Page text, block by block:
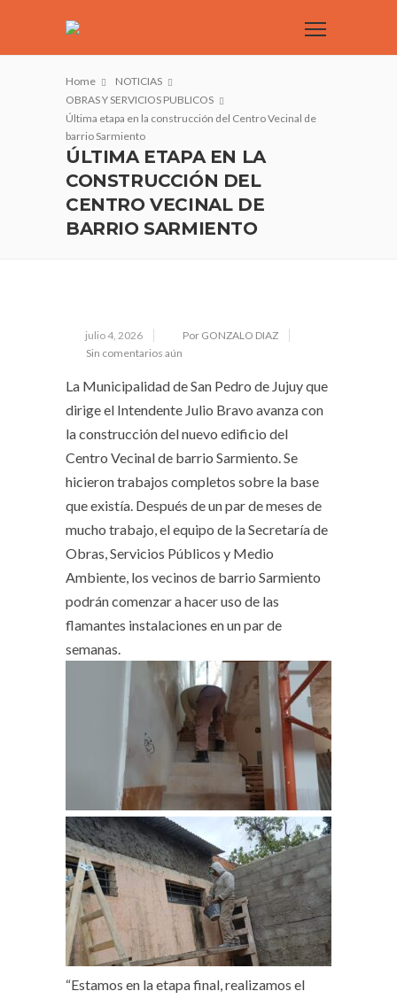
Home
NOTICIAS
OBRAS Y SERVICIOS PUBLICOS
Última etapa en la construcción del Centro Vecinal de
barrio Sarmiento
ÚLTIMA ETAPA EN LA
CONSTRUCCIÓN DEL
CENTRO VECINAL DE
BARRIO SARMIENTO
julio 4, 2026
Por GONZALO DIAZ
Sin comentarios aún
La Municipalidad de San Pedro de Jujuy que
dirige el Intendente Julio Bravo avanza con
la construcción del nuevo edificio del
Centro Vecinal de barrio Sarmiento. Se
hicieron trabajos completos sobre la base
que existía. Después de un par de meses de
mucho trabajo, el equipo de la Secretaría de
Obras, Servicios Públicos y Medio
Ambiente, los vecinos de barrio Sarmiento
podrán comenzar a hacer uso de las
flamantes instalaciones en un par de
semanas.
“Estamos en la etapa final, realizamos el